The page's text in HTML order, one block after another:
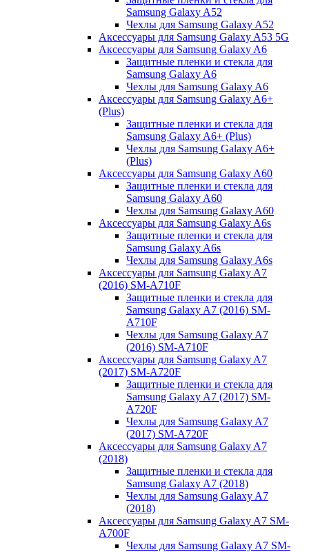
Samsung Galaxy A52
Чехлы для Samsung Galaxy A52
Аксессуары для Samsung Galaxy A53 5G
Аксессуары для Samsung Galaxy A6
Защитные пленки и стекла для
Samsung Galaxy A6
Чехлы для Samsung Galaxy A6
Аксессуары для Samsung Galaxy A6+
(Plus)
Защитные пленки и стекла для
Samsung Galaxy A6+ (Plus)
Чехлы для Samsung Galaxy A6+
(Plus)
Аксессуары для Samsung Galaxy A60
Защитные пленки и стекла для
Samsung Galaxy A60
Чехлы для Samsung Galaxy A60
Аксессуары для Samsung Galaxy A6s
Защитные пленки и стекла для
Samsung Galaxy A6s
Чехлы для Samsung Galaxy A6s
Аксессуары для Samsung Galaxy A7
(2016) SM-A710F
Защитные пленки и стекла для
Samsung Galaxy A7 (2016) SM-
A710F
Чехлы для Samsung Galaxy A7
(2016) SM-A710F
Аксессуары для Samsung Galaxy A7
(2017) SM-A720F
Защитные пленки и стекла для
Samsung Galaxy A7 (2017) SM-
A720F
Чехлы для Samsung Galaxy A7
(2017) SM-A720F
Аксессуары для Samsung Galaxy A7
(2018)
Защитные пленки и стекла для
Samsung Galaxy A7 (2018)
Чехлы для Samsung Galaxy A7
(2018)
Аксессуары для Samsung Galaxy A7 SM-
A700F
Чехлы для Samsung Galaxy A7 SM-